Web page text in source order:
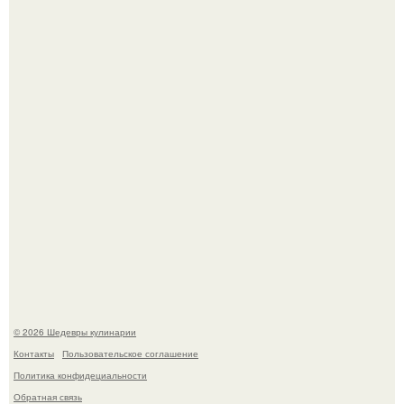
© 2026 Шедевры кулинарии
Контакты
Пользовательское соглашение
Политика конфидециальности
Обратная связь